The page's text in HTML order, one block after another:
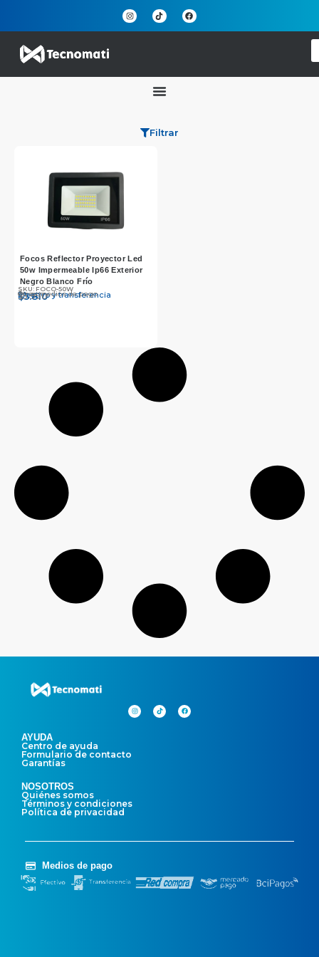
Filtrar
Focos Reflector Proyector Led
50w Impermeable Ip66 Exterior
Negro Blanco Frío
SKU: FOCO-50W
$5.810
Efectivo y transferencia
$5.990
Otros medios de pago
AYUDA
Centro de ayuda
Formulario de contacto
Garantías
NOSOTROS
Quiénes somos
Términos y condiciones
Política de privacidad
Medios de pago